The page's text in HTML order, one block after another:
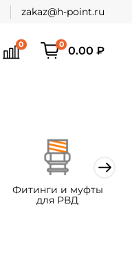
zakaz@h-point.ru
0 0 0.00 ₽
Фитинги и муфты
для РВД